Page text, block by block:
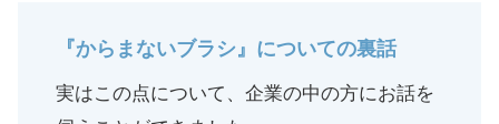
『からまないブラシ』についての裏話
実はこの点について、企業の中の方にお話を